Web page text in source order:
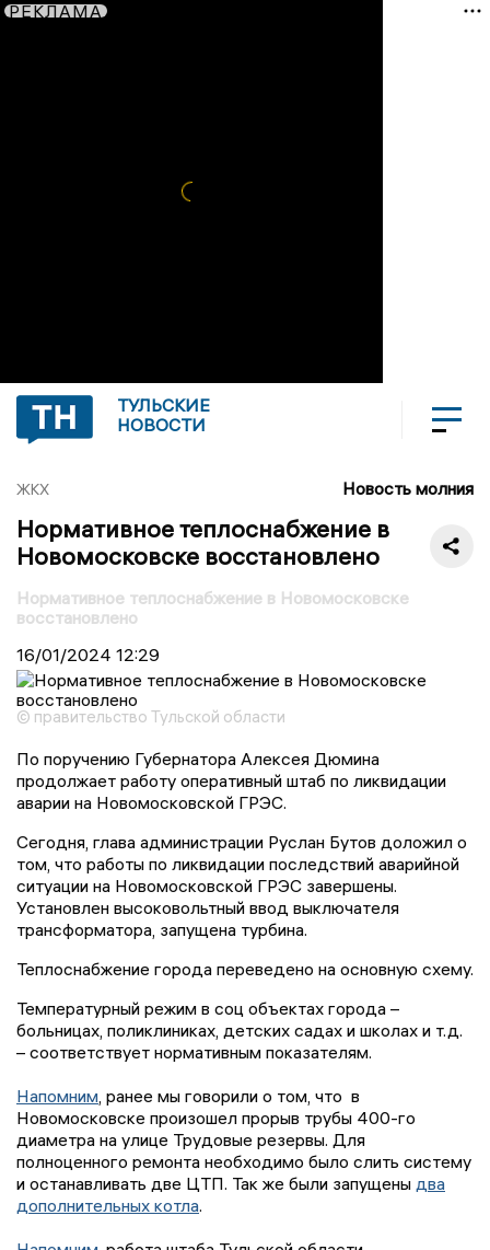
РЕКЛАМА
ТУЛЬСКИЕ
НОВОСТИ
ЖКХ Новость молния
Нормативное теплоснабжение в
Новомосковске восстановлено
Нормативное теплоснабжение в Новомосковске
восстановлено
16/01/2024 12:29
© правительство Тульской области
По поручению Губернатора Алексея Дюмина
продолжает работу оперативный штаб по ликвидации
аварии на Новомосковской ГРЭС.
Сегодня, глава администрации Руслан Бутов доложил о
том, что работы по ликвидации последствий аварийной
ситуации на Новомосковской ГРЭС завершены.
Установлен высоковольтный ввод выключателя
трансформатора, запущена турбина.
Теплоснабжение города переведено на основную схему.
Температурный режим в соц объектах города –
больницах, поликлиниках, детских садах и школах и т.д.
– соответствует нормативным показателям.
Напомним , ранее мы говорили о том, что в
Новомосковске произошел прорыв трубы 400-го
диаметра на улице Трудовые резервы. Для
полноценного ремонта необходимо было слить систему
и останавливать две ЦТП. Так же были запущены два
дополнительных котла.